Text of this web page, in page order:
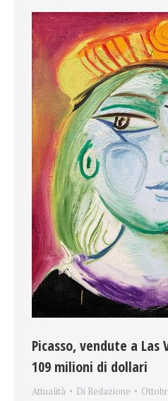
Picasso, vendute a Las
109 milioni di dollari
Attualità Di Redazione